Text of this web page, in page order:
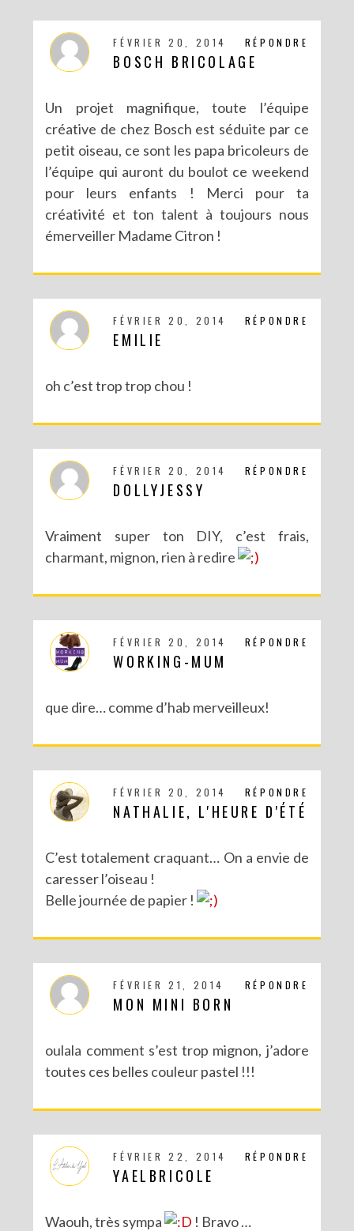
DIY : LES POMPONS MATRIOCHKA
RÉPONDRE
FÉVRIER 20, 2014
BOSCH BRICOLAGE
Un projet magnifique, toute l’équipe
créative de chez Bosch est séduite par ce
petit oiseau, ce sont les papa bricoleurs de
l’équipe qui auront du boulot ce weekend
pour leurs enfants ! Merci pour ta
créativité et ton talent à toujours nous
émerveiller Madame Citron !
RÉPONDRE
FÉVRIER 20, 2014
EMILIE
oh c’est trop trop chou !
RÉPONDRE
FÉVRIER 20, 2014
DOLLYJESSY
Vraiment super ton DIY, c’est frais,
charmant, mignon, rien à redire
RÉPONDRE
FÉVRIER 20, 2014
WORKING-MUM
que dire… comme d’hab merveilleux!
RÉPONDRE
FÉVRIER 20, 2014
NATHALIE, L'HEURE D'ÉTÉ
C’est totalement craquant… On a envie de
caresser l’oiseau !
Belle journée de papier !
RÉPONDRE
FÉVRIER 21, 2014
MON MINI BORN
oulala comment s’est trop mignon, j’adore
toutes ces belles couleur pastel !!!
RÉPONDRE
FÉVRIER 22, 2014
YAELBRICOLE
Waouh, très sympa ! Bravo …